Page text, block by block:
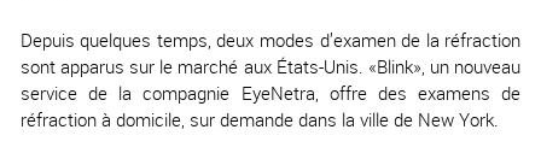
Depuis quelques temps, deux modes d’examen de la réfraction
sont apparus sur le marché aux États-Unis. «Blink», un nouveau
service de la compagnie EyeNetra, offre des examens de
réfraction à domicile, sur demande dans la ville de New York.